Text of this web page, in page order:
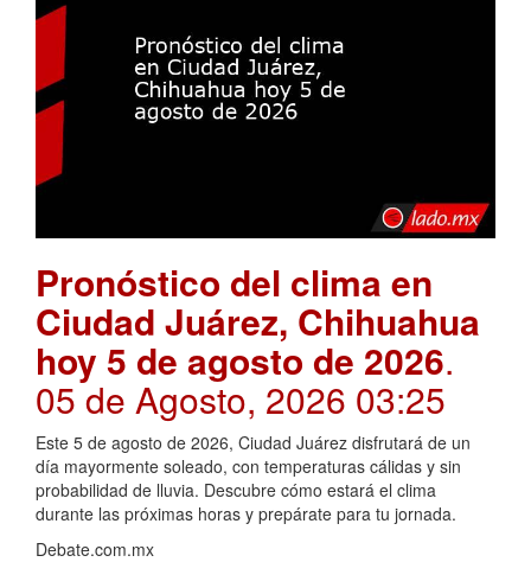
Pronóstico del clima en
Ciudad Juárez, Chihuahua
hoy 5 de agosto de 2026.
05 de Agosto, 2026 03:25
Este 5 de agosto de 2026, Ciudad Juárez disfrutará de un
día mayormente soleado, con temperaturas cálidas y sin
probabilidad de lluvia. Descubre cómo estará el clima
durante las próximas horas y prepárate para tu jornada.
Debate.com.mx